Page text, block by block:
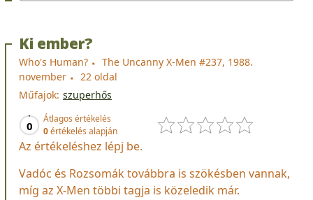
Ki ember?
Who's Human?
The Uncanny X-Men #237, 1988.
november
22 oldal
Műfajok: szuperhős
0
Átlagos értékelés
0értékelés alapján
Az értékeléshez lépj be.
Vadóc és Rozsomák továbbra is szökésben vannak,
míg az X-Men többi tagja is közeledik már.